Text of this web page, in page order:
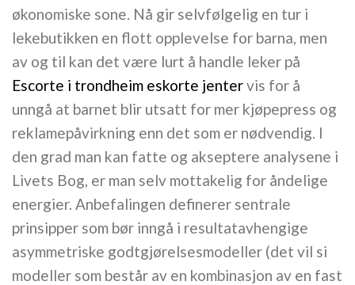
økonomiske sone. Nå gir selvfølgelig en tur i
lekebutikken en flott opplevelse for barna, men
av og til kan det være lurt å handle leker på
Escorte i trondheim eskorte jentervis for å
unngå at barnet blir utsatt for mer kjøpepress og
reklamepåvirkning enn det som er nødvendig. I
den grad man kan fatte og akseptere analysene i
Livets Bog, er man selv mottakelig for åndelige
energier. Anbefalingen definerer sentrale
prinsipper som bør inngå i resultatavhengige
asymmetriske godtgjørelsesmodeller (det vil si
modeller som består av en kombinasjon av en fast